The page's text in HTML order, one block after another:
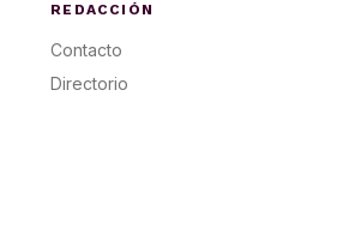
REDACCIÓN
Contacto
Directorio